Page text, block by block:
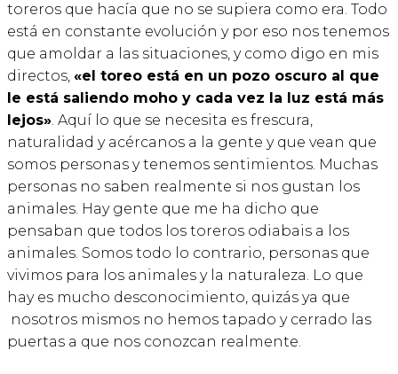
toreros que hacía que no se supiera como era. Todo
está en constante evolución y por eso nos tenemos
que amoldar a las situaciones, y como digo en mis
directos, «el toreo está en un pozo oscuro al que
le está saliendo moho y cada vez la luz está más
lejos». Aquí lo que se necesita es frescura,
naturalidad y acércanos a la gente y que vean que
somos personas y tenemos sentimientos. Muchas
personas no saben realmente si nos gustan los
animales. Hay gente que me ha dicho que
pensaban que todos los toreros odiabais a los
animales. Somos todo lo contrario, personas que
vivimos para los animales y la naturaleza. Lo que
hay es mucho desconocimiento, quizás ya que
nosotros mismos no hemos tapado y cerrado las
puertas a que nos conozcan realmente.